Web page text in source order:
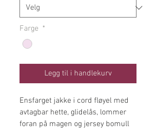
Farge *
Legg til i handlekurv
Ensfarget jakke i cord fløyel med
avtagbar hette, glidelås, lommer
foran på magen og jersey bomull